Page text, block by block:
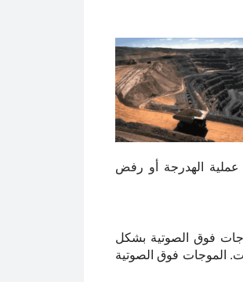
الهدرجة أو رفض
فوق الصوتية بشكل
الموجات فوق الصوتية